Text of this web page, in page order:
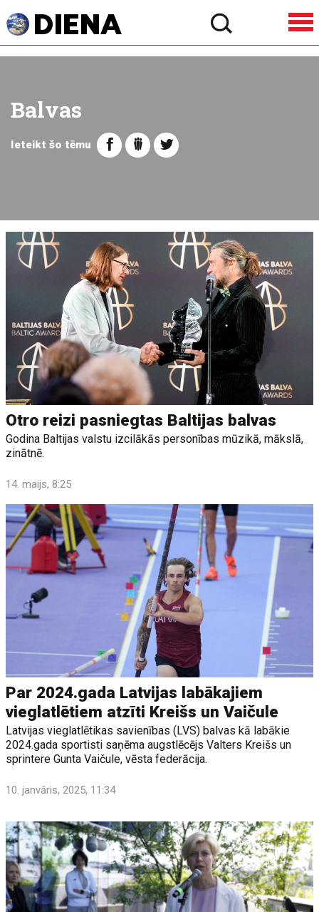
Balvas
Ieteikt šo tēmu
Otro reizi pasniegtas Baltijas balvas
Godina Baltijas valstu izcilākās personības mūzikā, mākslā,
zinātnē.
14. maijs, 8:25
Par 2024.gada Latvijas labākajiem
vieglatlētiem atzīti Kreišs un Vaičule
Latvijas vieglatlētikas savienības (LVS) balvas kā labākie
2024.gada sportisti saņēma augstlēcējs Valters Kreišs un
sprintere Gunta Vaičule, vēsta federācija.
10. janvāris, 2025, 11:34